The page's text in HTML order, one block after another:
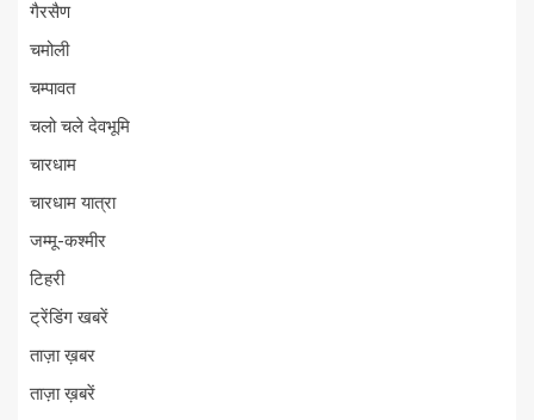
गैरसैण
चमोली
चम्पावत
चलो चले देवभूमि
चारधाम
चारधाम यात्रा
जम्मू-कश्मीर
टिहरी
ट्रेंडिंग खबरें
ताज़ा ख़बर
ताज़ा ख़बरें